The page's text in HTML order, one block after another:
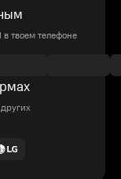
твоем телефоне